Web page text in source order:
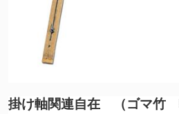
掛け軸関連自在 （ゴマ竹